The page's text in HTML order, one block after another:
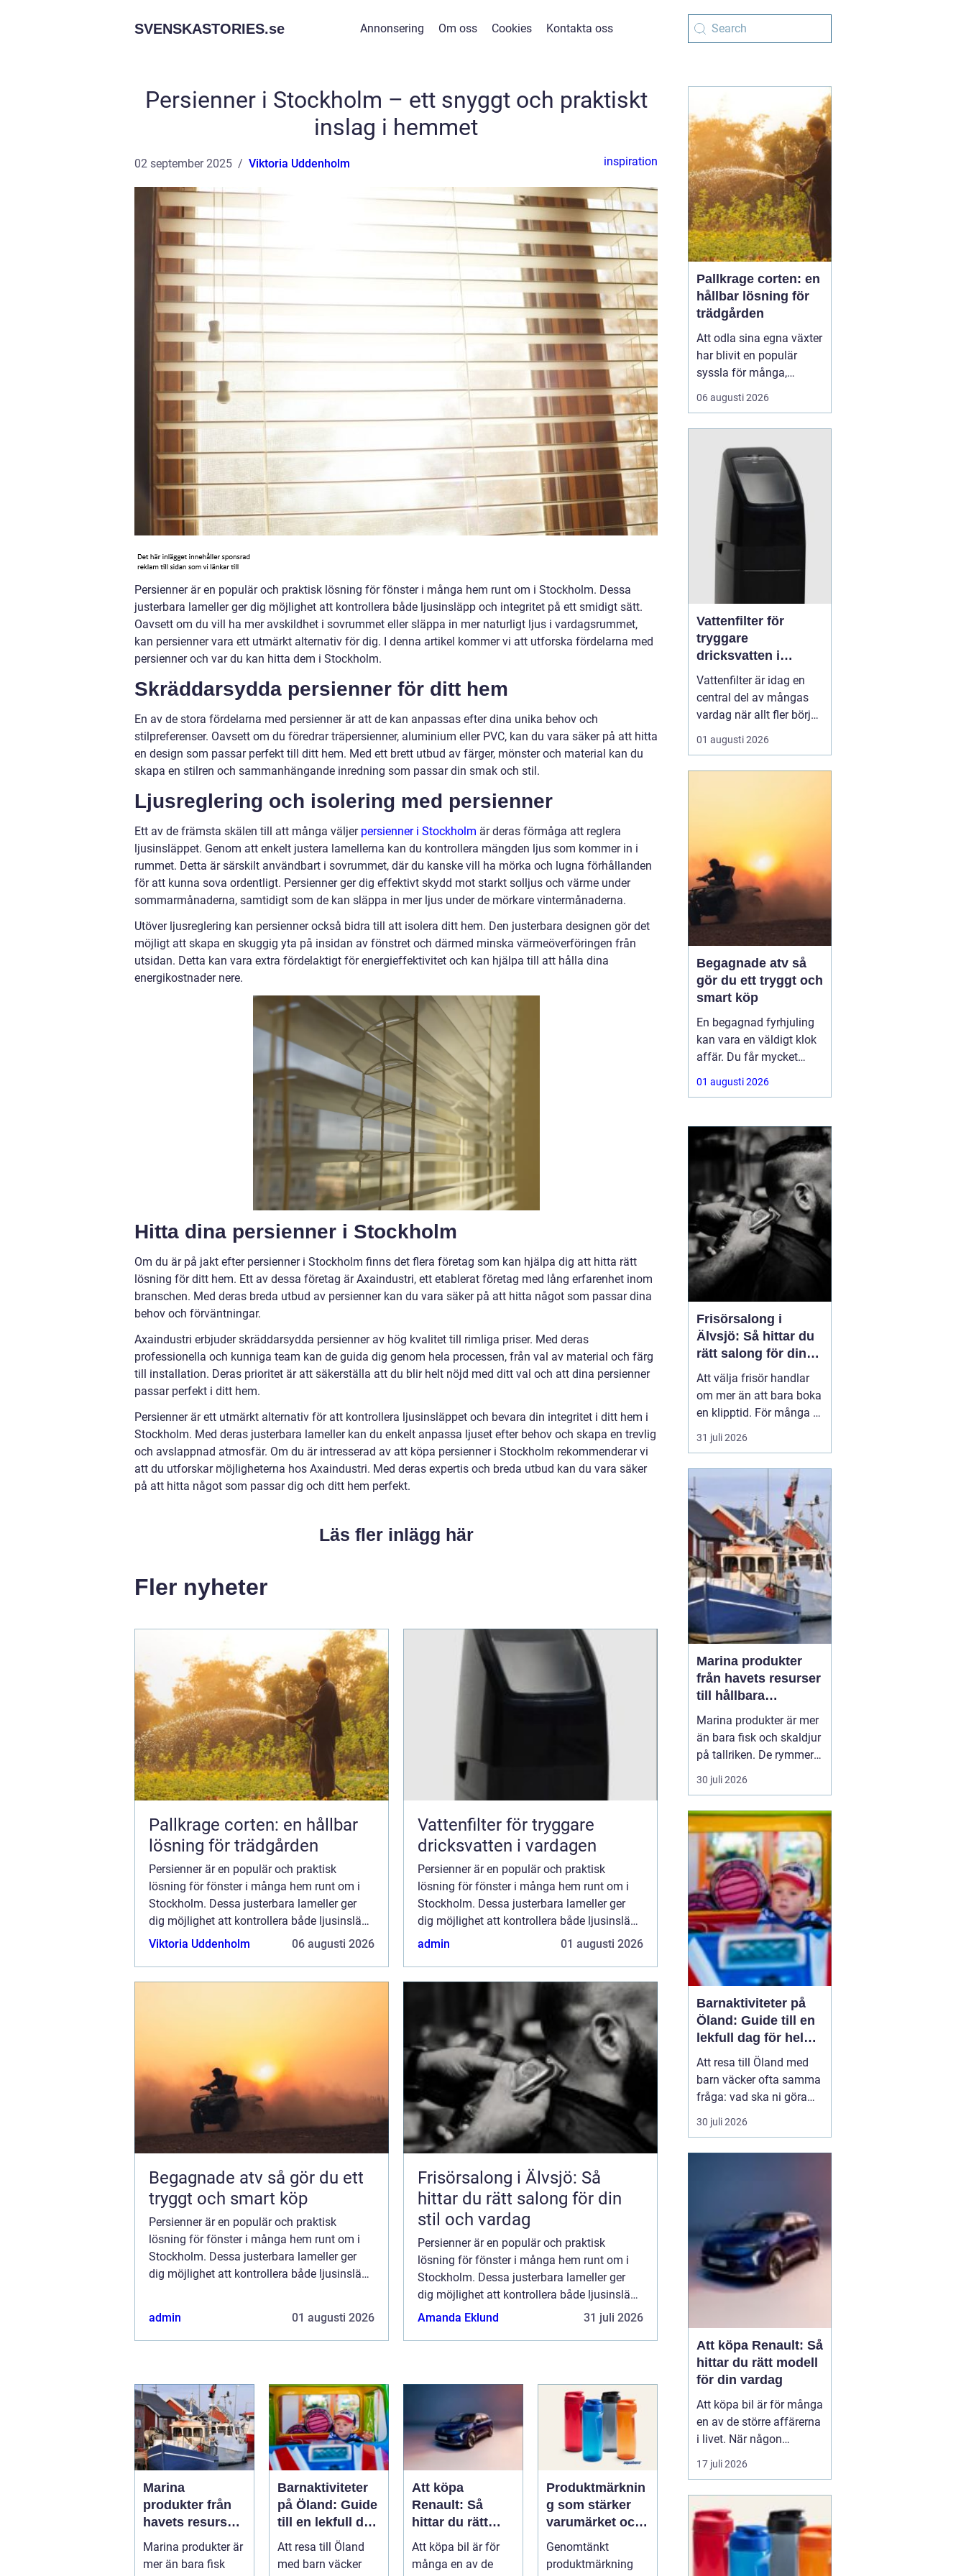
SVENSKASTORIES.se Annonsering Om oss Cookies Kontakta oss
Persienner i Stockholm – ett snyggt och praktiskt
inslag i hemmet
02 september 2025 Viktoria Uddenholm inspiration
Persienner är en populär och praktisk lösning för fönster i många hem runt om i Stockholm. Dessa
justerbara lameller ger dig möjlighet att kontrollera både ljusinsläpp och integritet på ett smidigt sätt.
Oavsett om du vill ha mer avskildhet i sovrummet eller släppa in mer naturligt ljus i vardagsrummet,
kan persienner vara ett utmärkt alternativ för dig. I denna artikel kommer vi att utforska fördelarna med
persienner och var du kan hitta dem i Stockholm.
Skräddarsydda persienner för ditt hem
En av de stora fördelarna med persienner är att de kan anpassas efter dina unika behov och
stilpreferenser. Oavsett om du föredrar träpersienner, aluminium eller PVC, kan du vara säker på att hitta
en design som passar perfekt till ditt hem. Med ett brett utbud av färger, mönster och material kan du
skapa en stilren och sammanhängande inredning som passar din smak och stil.
Ljusreglering och isolering med persienner
Ett av de främsta skälen till att många väljer persienner i Stockholm är deras förmåga att reglera
ljusinsläppet. Genom att enkelt justera lamellerna kan du kontrollera mängden ljus som kommer in i
rummet. Detta är särskilt användbart i sovrummet, där du kanske vill ha mörka och lugna förhållanden
för att kunna sova ordentligt. Persienner ger dig effektivt skydd mot starkt solljus och värme under
sommarmånaderna, samtidigt som de kan släppa in mer ljus under de mörkare vintermånaderna.
Utöver ljusreglering kan persienner också bidra till att isolera ditt hem. Den justerbara designen gör det
möjligt att skapa en skuggig yta på insidan av fönstret och därmed minska värmeöverföringen från
utsidan. Detta kan vara extra fördelaktigt för energieffektivitet och kan hjälpa till att hålla dina
energikostnader nere.
Hitta dina persienner i Stockholm
Om du är på jakt efter persienner i Stockholm finns det flera företag som kan hjälpa dig att hitta rätt
lösning för ditt hem. Ett av dessa företag är Axaindustri, ett etablerat företag med lång erfarenhet inom
branschen. Med deras breda utbud av persienner kan du vara säker på att hitta något som passar dina
behov och förväntningar.
Axaindustri erbjuder skräddarsydda persienner av hög kvalitet till rimliga priser. Med deras
professionella och kunniga team kan de guida dig genom hela processen, från val av material och färg
till installation. Deras prioritet är att säkerställa att du blir helt nöjd med ditt val och att dina persienner
passar perfekt i ditt hem.
Persienner är ett utmärkt alternativ för att kontrollera ljusinsläppet och bevara din integritet i ditt hem i
Stockholm. Med deras justerbara lameller kan du enkelt anpassa ljuset efter behov och skapa en trevlig
och avslappnad atmosfär. Om du är intresserad av att köpa persienner i Stockholm rekommenderar vi
att du utforskar möjligheterna hos Axaindustri. Med deras expertis och breda utbud kan du vara säker
på att hitta något som passar dig och ditt hem perfekt.
Läs fler inlägg här
Fler nyheter
Pallkrage corten: en hållbar
lösning för trädgården
Persienner är en populär och praktisk
lösning för fönster i många hem runt om i
Stockholm. Dessa justerbara lameller ger
dig möjlighet att kontrollera både ljusinsläpp
och integritet på ett smidigt...
Viktoria Uddenholm 06 augusti 2026
Vattenfilter för tryggare
dricksvatten i vardagen
Persienner är en populär och praktisk
lösning för fönster i många hem runt om i
Stockholm. Dessa justerbara lameller ger
dig möjlighet att kontrollera både ljusinsläpp
och integritet på ett smidigt...
admin 01 augusti 2026
Begagnade atv så gör du ett
tryggt och smart köp
Persienner är en populär och praktisk
lösning för fönster i många hem runt om i
Stockholm. Dessa justerbara lameller ger
dig möjlighet att kontrollera både ljusinsläpp
admin
01 augusti 2026
Frisörsalong i Älvsjö: Så
hittar du rätt salong för din
stil och vardag
Persienner är en populär och praktisk
lösning för fönster i många hem runt om i
Stockholm. Dessa justerbara lameller ger
dig möjlighet att kontrollera både ljusinsläpp
och integritet på ett smidigt...
Amanda Eklund 31 juli 2026
Marina
produkter från
havets resurser
till hållbara
upplevelser
Marina produkter är
mer än bara fisk
Barnaktiviteter
på Öland: Guide
till en lekfull dag
för hela familjen
Att resa till Öland
med barn väcker
Att köpa
Renault: Så
hittar du rätt
modell för din
vardag
Att köpa bil är för
många en av de
Produktmärknin
g som stärker
varumärket och
förenklar
vardagen
Genomtänkt
produktmärkning
Pallkrage corten: en
hållbar lösning för
trädgården
Att odla sina egna växter
har blivit en populär
syssla för många,
oavsett om det handlar
om att ha en prunkande
balkongträdgård i stan.
En av de mest effektiva
och este...
06 augusti 2026
Vattenfilter för
tryggare
dricksvatten i
vardagen
Vattenfilter är idag en
central del av mångas
vardag när allt fler börjar
fundera på kvaliteten på
vattnet som kommer ur
hårt vat...
01 augusti 2026
Begagnade atv så
gör du ett tryggt och
smart köp
En begagnad fyrhjuling
kan vara en väldigt klok
affär. Du får mycket
funktion för pengarna
och slipper den största
ofta kommer direkt när
en maskin är ny.
Samtidigt kräver ett
andrahandsköp mer
eftertanke. Den som vill
köpa
01 augusti 2026
Frisörsalong i
Älvsjö: Så hittar du
rätt salong för din
stil och vardag
Att välja frisör handlar
om mer än att bara boka
en klipptid. För många är
frisörbesöket en paus i
vardagen, en chans att
känna sig mer som sig
själv. I Älvsjö fi...
31 juli 2026
Marina produkter
från havets resurser
till hållbara
upplevelser
Marina produkter är mer
än bara fisk och skaldjur
på tallriken. De rymmer
allt från mat och hälsa
till friluftsliv, kultur och
områden spelar havet en
central roll för både
ekonomi och livskvalitet.
När fler söker sig mot
nat...
30 juli 2026
Barnaktiviteter på
Öland: Guide till en
lekfull dag för hela
familjen
Att resa till Öland med
barn väcker ofta samma
fråga: vad ska ni göra
för att alla ska trivas,
oavsett ålder och
30 juli 2026
Att köpa Renault: Så
hittar du rätt modell
för din vardag
Att köpa bil är för många
en av de större affärerna
i livet. När någon
funderar på att köpa
Renault Skåne
17 juli 2026